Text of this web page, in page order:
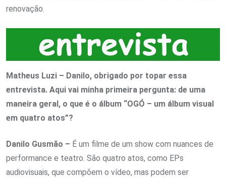
renovação.
Matheus Luzi – Danilo, obrigado por topar essa
entrevista. Aqui vai minha primeira pergunta: de uma
maneira geral, o que é o álbum “OGÓ – um álbum visual
em quatro atos”?
Danilo Gusmão – É um filme de um show com nuances de
performance e teatro. São quatro atos, como EPs
audiovisuais, que compõem o vídeo, mas podem ser